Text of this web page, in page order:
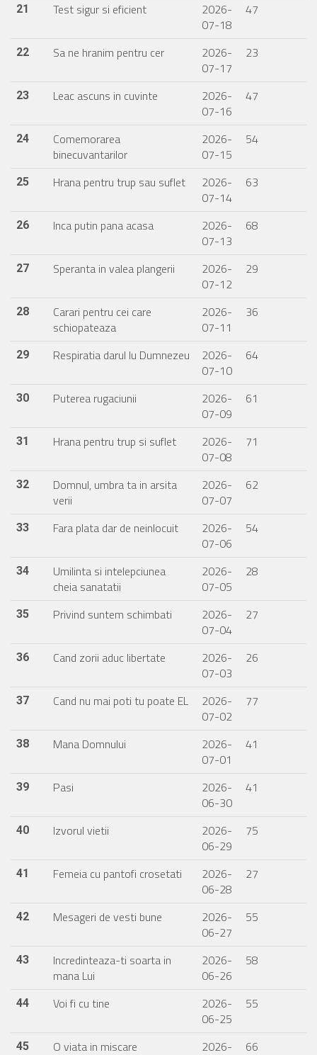
21 Test sigur si eficient
2026-
07-18
47
22 Sa ne hranim pentru cer
2026-
07-17
23
23 Leac ascuns in cuvinte
2026-
07-16
47
24
Comemorarea
binecuvantarilor
2026-
07-15
54
25 Hrana pentru trup sau suflet
2026-
07-14
63
26 Inca putin pana acasa
2026-
07-13
68
27 Speranta in valea plangerii
2026-
07-12
29
28
Carari pentru cei care
schiopateaza
2026-
07-11
36
29 Respiratia darul lu Dumnezeu
2026-
07-10
64
30 Puterea rugaciunii
2026-
07-09
61
31 Hrana pentru trup si suflet
2026-
07-08
71
32
Domnul, umbra ta in arsita
verii
2026-
07-07
62
33 Fara plata dar de neinlocuit
2026-
07-06
54
34
Umilinta si intelepciunea
cheia sanatatii
2026-
07-05
28
35 Privind suntem schimbati
2026-
07-04
27
36 Cand zorii aduc libertate
2026-
07-03
26
37 Cand nu mai poti tu poate EL
2026-
07-02
77
38 Mana Domnului
2026-
07-01
41
39 Pasi
2026-
06-30
41
40 Izvorul vietii
2026-
06-29
75
41 Femeia cu pantofi crosetati
2026-
06-28
27
42 Mesageri de vesti bune
2026-
06-27
55
43
Incredinteaza-ti soarta in
mana Lui
2026-
06-26
58
44 Voi fi cu tine
2026-
06-25
55
45 O viata in miscare
2026-
66